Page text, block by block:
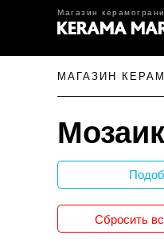
Магазин
МАГАЗИН
Сбросить